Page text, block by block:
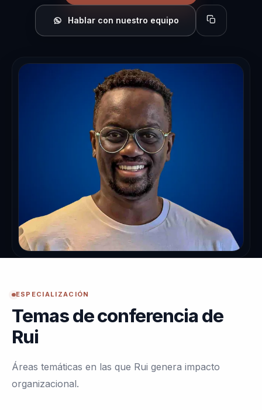
Hablar con nuestro equipo Copiar perfil
ESPECIALIZACIÓN
Temas de conferencia de
Rui
Áreas temáticas en las que Rui genera impacto
organizacional.